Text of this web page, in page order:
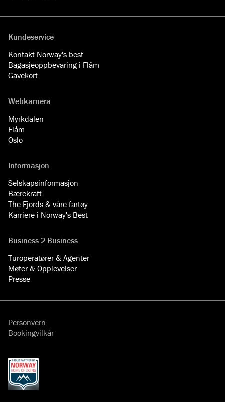
Kundeservice
Kontakt Norway's best
Bagasjeoppbevaring i Flåm
Gavekort
Webkamera
Myrkdalen
Flåm
Oslo
Informasjon
Selskapsinformasjon
Bærekraft
The Fjords & våre fartøy
Karriere i Norway's Best
Business 2 Business
Turoperatører & Agenter
Møter & Opplevelser
Presse
Personvern
Bookingvilkår